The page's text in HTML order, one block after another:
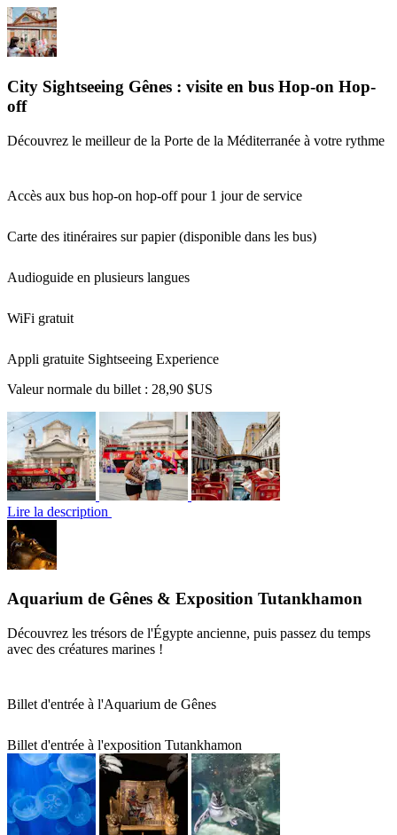
City Sightseeing Gênes : visite en bus Hop-on Hop-
off
Découvrez le meilleur de la Porte de la Méditerranée à votre rythme
Accès aux bus hop-on hop-off pour 1 jour de service
Carte des itinéraires sur papier (disponible dans les bus)
Audioguide en plusieurs langues
WiFi gratuit
Appli gratuite Sightseeing Experience
Valeur normale du billet : 28,90 $US
Lire la description
Aquarium de Gênes & Exposition Tutankhamon
Découvrez les trésors de l'Égypte ancienne, puis passez du temps
avec des créatures marines !
Billet d'entrée à l'Aquarium de Gênes
Billet d'entrée à l'exposition Tutankhamon